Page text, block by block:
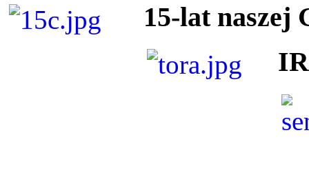
15-lat naszej